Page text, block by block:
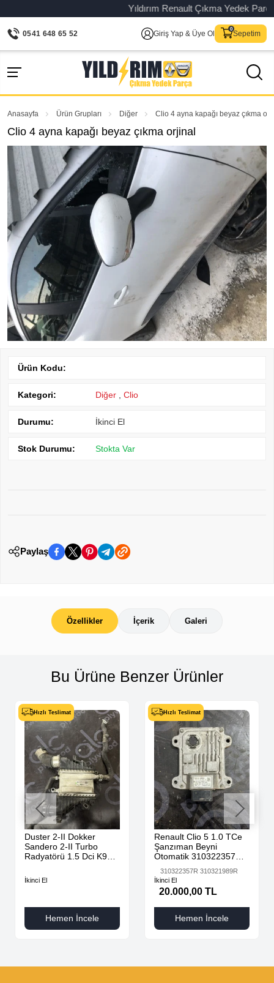
Yıldırım Renault Çıkma Yedek
0541 648 65 52 Giriş Yap & Üye Ol Sepetim
Anasayfa Ürün Grupları Diğer Clio 4 ayna kapağı beyaz çıkma
Clio 4 ayna kapağı beyaz çıkma orjinal
Ürün Kodu:
Kategori: Diğer Clio
Durumu: İkinci El
Stok Durumu: Stokta Var
Paylaş
Özellikler İçerik Galeri
Bu Ürüne Benzer Ürünler
Hızlı Teslimat
Duster 2-II Dokker
Sandero 2-II Turbo
Radyatörü 1.5 Dci K9K
144967867R-
İkinci El
Hemen İncele
Hızlı Teslimat
Renault Clio 5 1.0 TCe
Şanzıman Beyni
Otomatik 310322357R
310322357R 310321989R
İkinci El
20.000,00 TL
Hemen İncele